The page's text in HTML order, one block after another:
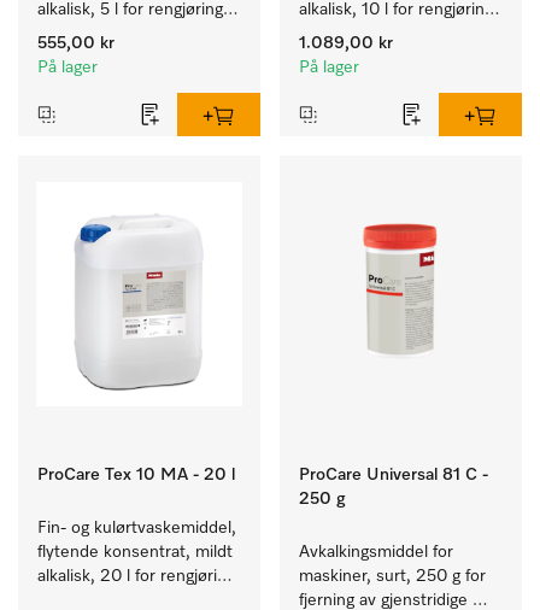
alkalisk, 5 l for rengjøring
av kulørte og ømfintlige
tekstiler.
555,00 kr
På lager
alkalisk, 10 l for rengjøring
av hvite tekstiler og
fargeekte, kulørte tekstiler.
1.089,00 kr
På lager
ProCare Tex 10 MA - 20 l
Fin- og kulørtvaskemiddel,
flytende konsentrat, mildt
alkalisk, 20 l for rengjøring
ProCare Universal 81 C -
250 g
Avkalkingsmiddel for
maskiner, surt, 250 g for
fjerning av gjenstridige